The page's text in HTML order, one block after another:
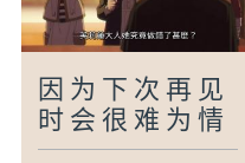
因为下次再见
时会很难为情